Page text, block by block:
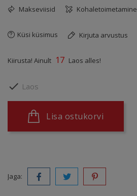
Makseviisid Kohaletoimetamine
Küsi küsimus Kirjuta arvustus
Kiirusta! Ainult 17 Laos alles!
 Laos
Lisa ostukorvi
Jaga: